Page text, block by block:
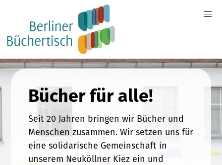
Bücher für alle!
Seit 20 Jahren bringen wir Bücher und
Menschen zusammen. Wir setzen uns für
eine solidarische Gemeinschaft in
unserem Neuköllner Kiez ein und